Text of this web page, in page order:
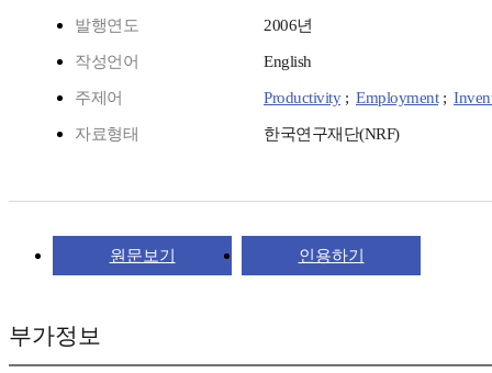
발행연도 2006년
작성언어 English
주제어 Productivity; Employment;
자료형태 한국연구재단(NRF)
원문보기 인용하기
부가정보